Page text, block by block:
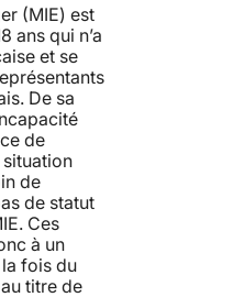
(MIE) est
ans qui n’a
et se
De sa
de
de
de statut
Ces
à un
fois du
titre de